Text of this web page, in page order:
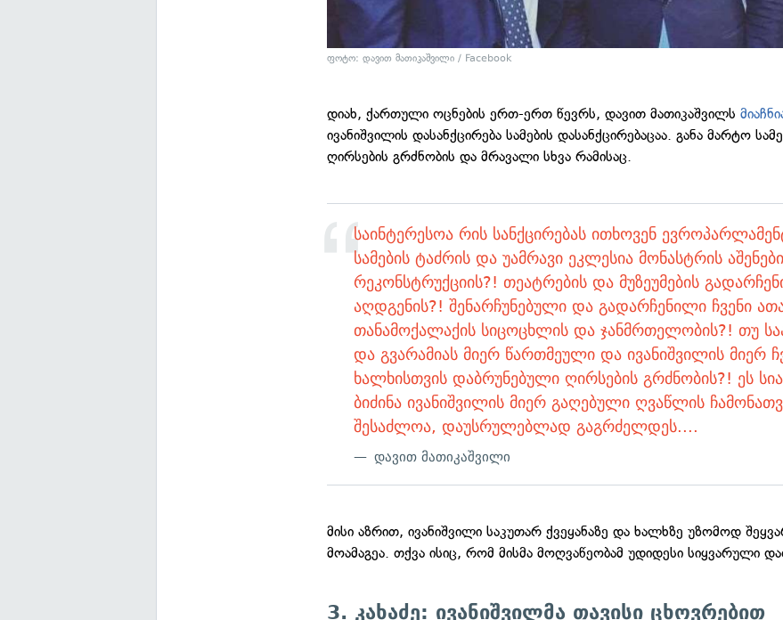
ფოტო: დავით მათიკაშვილი / Facebook
დიახ, ქართული ოცნების ერთ-ერთ წევრს, დავით მათიკაშვილს
ივანიშვილის დასანქცირება სამების დასანქცირებაცაა. განა მარტო
ღირსების გრძნობის და მრავალი სხვა რამისაც.
საინტერესოა რის სანქცირებას ითხოვენ
სამების ტაძრის და უამრავი ეკლესია მონასტრის
რეკონსტრუქციის?! თეატრების და მუზეუმების
აღდგენის?! შენარჩუნებული და გადარჩენილი ჩვენი
თანამოქალაქის სიცოცხლის და ჯანმრთელობის?! თუ
და გვარამიას მიერ წართმეული და ივანიშვილის მიერ
ხალხისთვის დაბრუნებული ღირსების გრძნობის?! ეს
ბიძინა ივანიშვილის მიერ გაღებული ღვაწლის
შესაძლოა, დაუსრულებლად გაგრძელდეს....
დავით მათიკაშვილი
მისი აზრით, ივანიშვილი საკუთარ ქვეყანაზე და ხალხზე უზომოდ
მოამაგეა. თქვა ისიც, რომ მისმა მოღვაწეობამ უდიდესი სიყვარული
3. კახაძე: ივანიშვილმა თავისი ცხოვრებით